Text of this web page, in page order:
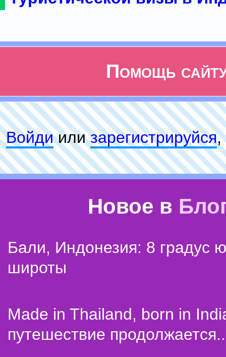
Помощь
Войдиилизарeгиcтpируйся,
Новое в
Бали, Индонезия: 8 градус
широты
Made in Thailand, born in
путешествие